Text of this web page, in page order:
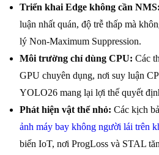
Triển khai Edge không cần NMS:
luận nhất quán, độ trễ thấp mà
lý Non-Maximum Suppression.
Môi trường chỉ dùng CPU: Các
GPU chuyên dụng, nơi suy luận
YOLO26 mang lại lợi thế quyết
Phát hiện vật thể nhỏ: Các kịch
ảnh máy bay không người lái trên
biến IoT, nơi ProgLoss và STAL